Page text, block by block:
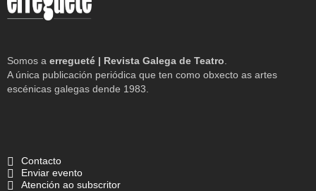
Somos a erregueté | Revista Galega de Teatro
A única publicación periódica que ten como obxecto as artes
escénicas galegas dende 1983.
Contacto
Enviar evento
Atención ao subscritor